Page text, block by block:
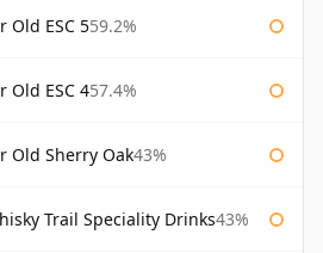
Old ESC 559.2%
Old ESC 457.4%
Old Sherry Oak43%
Trail Speciality Drinks43%